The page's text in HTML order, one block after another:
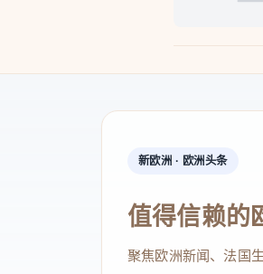
新欧洲 · 欧洲头条
值得信赖的
聚焦欧洲新闻、法国